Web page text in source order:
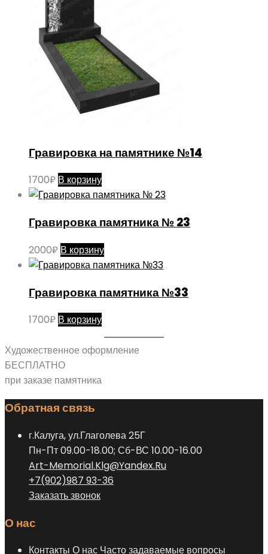
Гравировка на памятнике №14
1700₽ В корзину
Гравировка памятника № 23
2000₽ В корзину
Гравировка памятника №33
1700₽ В корзину
Художественное оформление
БЕСПЛАТНО
при заказе памятника
Обратная связь
г.Калуга, ул.Глаголева 25Г
Пн-Пт 09.00-18.00; Сб-ВС 10.00-16.00
Art-Memorial.Klg@Yandex.Ru
+7(902)987 93-36
Заказать звонок
О нас
Контакты О нас Часто задаваемые вопросы